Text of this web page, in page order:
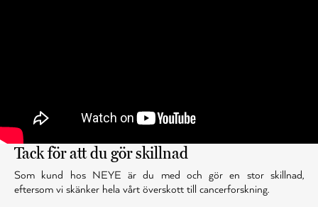
Tack för att du gör skillnad
Som kund hos NEYE är du med och gör en stor skillnad,
eftersom vi skänker hela vårt överskott till cancerforskning.